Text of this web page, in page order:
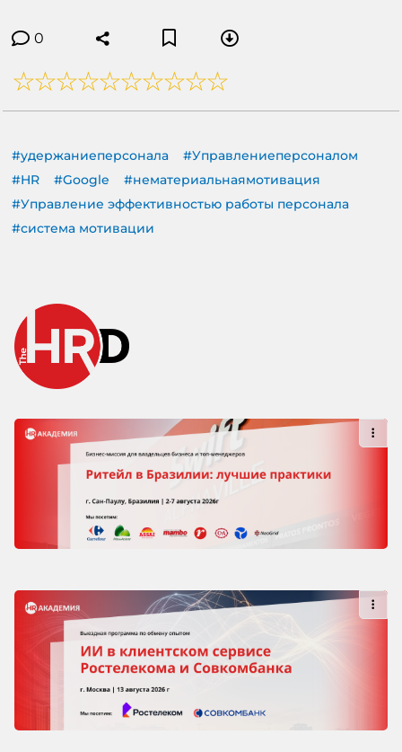
0
#удержаниеперсонала
#Управлениеперсоналом
#HR
#Google
#нематериальнаямотивация
#Управление эффективностью работы персонала
#система мотивации